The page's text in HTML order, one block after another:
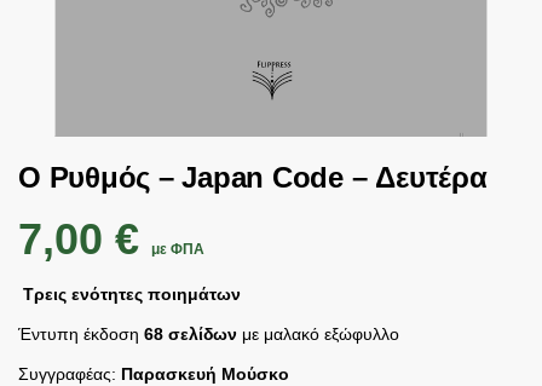
Ο Ρυθμός – Japan Code – Δευτέρα
7,00 € με ΦΠΑ
Τρεις ενότητες ποιημάτων
Έντυπη έκδοση 68 σελίδων με μαλακό εξώφυλλο
Συγγραφέας: Παρασκευή Μούσκο